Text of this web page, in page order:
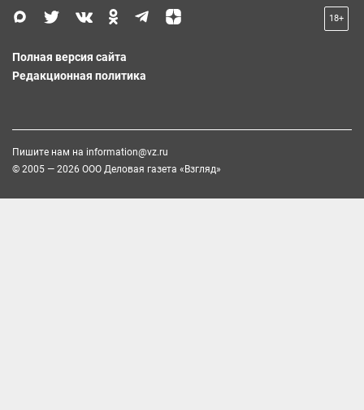
18+
Полная версия сайта
Редакционная политика
Пишите нам на information@vz.ru
© 2005 — 2026 ООО Деловая газета «Взгляд»